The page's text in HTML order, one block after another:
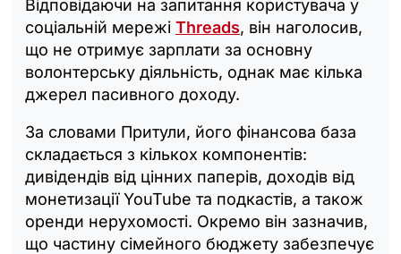
Відповідаючи на запитання користувача у
соціальній мережі Threads, він наголосив,
що не отримує зарплати за основну
волонтерську діяльність, однак має кілька
джерел пасивного доходу.
За словами Притули, його фінансова база
складається з кількох компонентів:
дивідендів від цінних паперів, доходів від
монетизації YouTube та подкастів, а також
оренди нерухомості. Окремо він зазначив,
що частину сімейного бюджету забезпечує